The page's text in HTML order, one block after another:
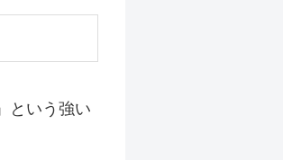
という強い